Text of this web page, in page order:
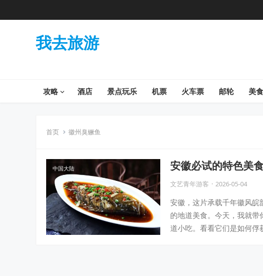
我去旅游
攻略 酒店 景点玩乐 机票 火车票 邮轮 美食
首页 徽州臭鳜鱼
中国大陆 安徽必试的特色美
文艺青年游客 · 2026-05-04
安徽，这片承载千年徽风
的地道美食。今天，我就
道小吃。看看它们是如何